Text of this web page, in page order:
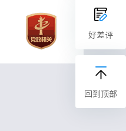
好差评
回到顶部